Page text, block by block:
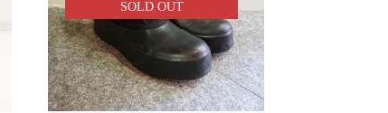
SOLD OUT